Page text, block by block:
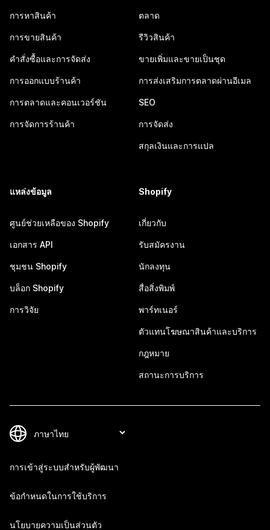
การหาสินค้า
การขายสินค้า
คำสั่งซื้อและการจัดส่ง
การออกแบบร้านค้า
การตลาดและคอนเวอร์ชัน
การจัดการร้านค้า
ตลาด
รีวิวสินค้า
ขายเพิ่มและขายเป็นชุด
การส่งเสริมการตลาดผ่านอีเมล
SEO
การจัดส่ง
สกุลเงินและการแปล
แหล่งข้อมูล
ศูนย์ช่วยเหลือของ Shopify
เอกสาร API
ชุมชน Shopify
บล็อก Shopify
การวิจัย
Shopify
เกี่ยวกับ
รับสมัครงาน
นักลงทุน
สื่อสิ่งพิมพ์
พาร์ทเนอร์
ตัวแทนโฆษณาสินค้าและบริการ
กฎหมาย
สถานะการบริการ
การเข้าสู่ระบบสำหรับผู้พัฒนา
ข้อกำหนดในการใช้บริการ
นโยบายความเป็นส่วนตัว